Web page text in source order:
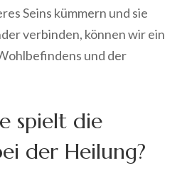
Seins kümmern und sie
verbinden, können wir ein
und der
spielt die
der Heilung?